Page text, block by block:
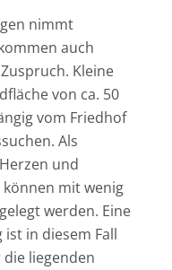
nimmt
auch
Kleine
von ca. 50
vom Friedhof
Als
und
können mit wenig
werden. Eine
in diesem Fall
liegenden